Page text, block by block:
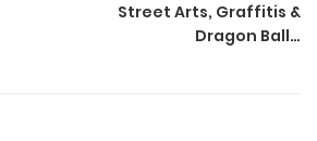
Street Arts, Graffitis &
Dragon Ball…